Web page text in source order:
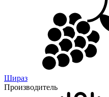
Шираз
Производитель